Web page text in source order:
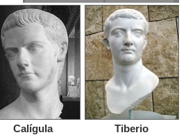
Crear cuenta
Calígula Tiberio